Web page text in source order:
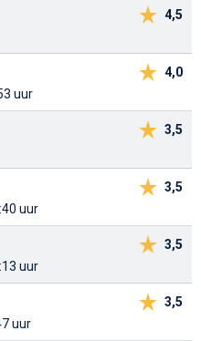
4,5
4,0
uur
3,5
3,5
uur
3,5
uur
3,5
uur